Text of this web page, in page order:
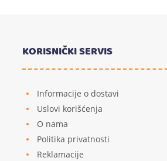
KORISNIČKI SERVIS
Informacije o dostavi
Uslovi korišćenja
O nama
Politika privatnosti
Reklamacije